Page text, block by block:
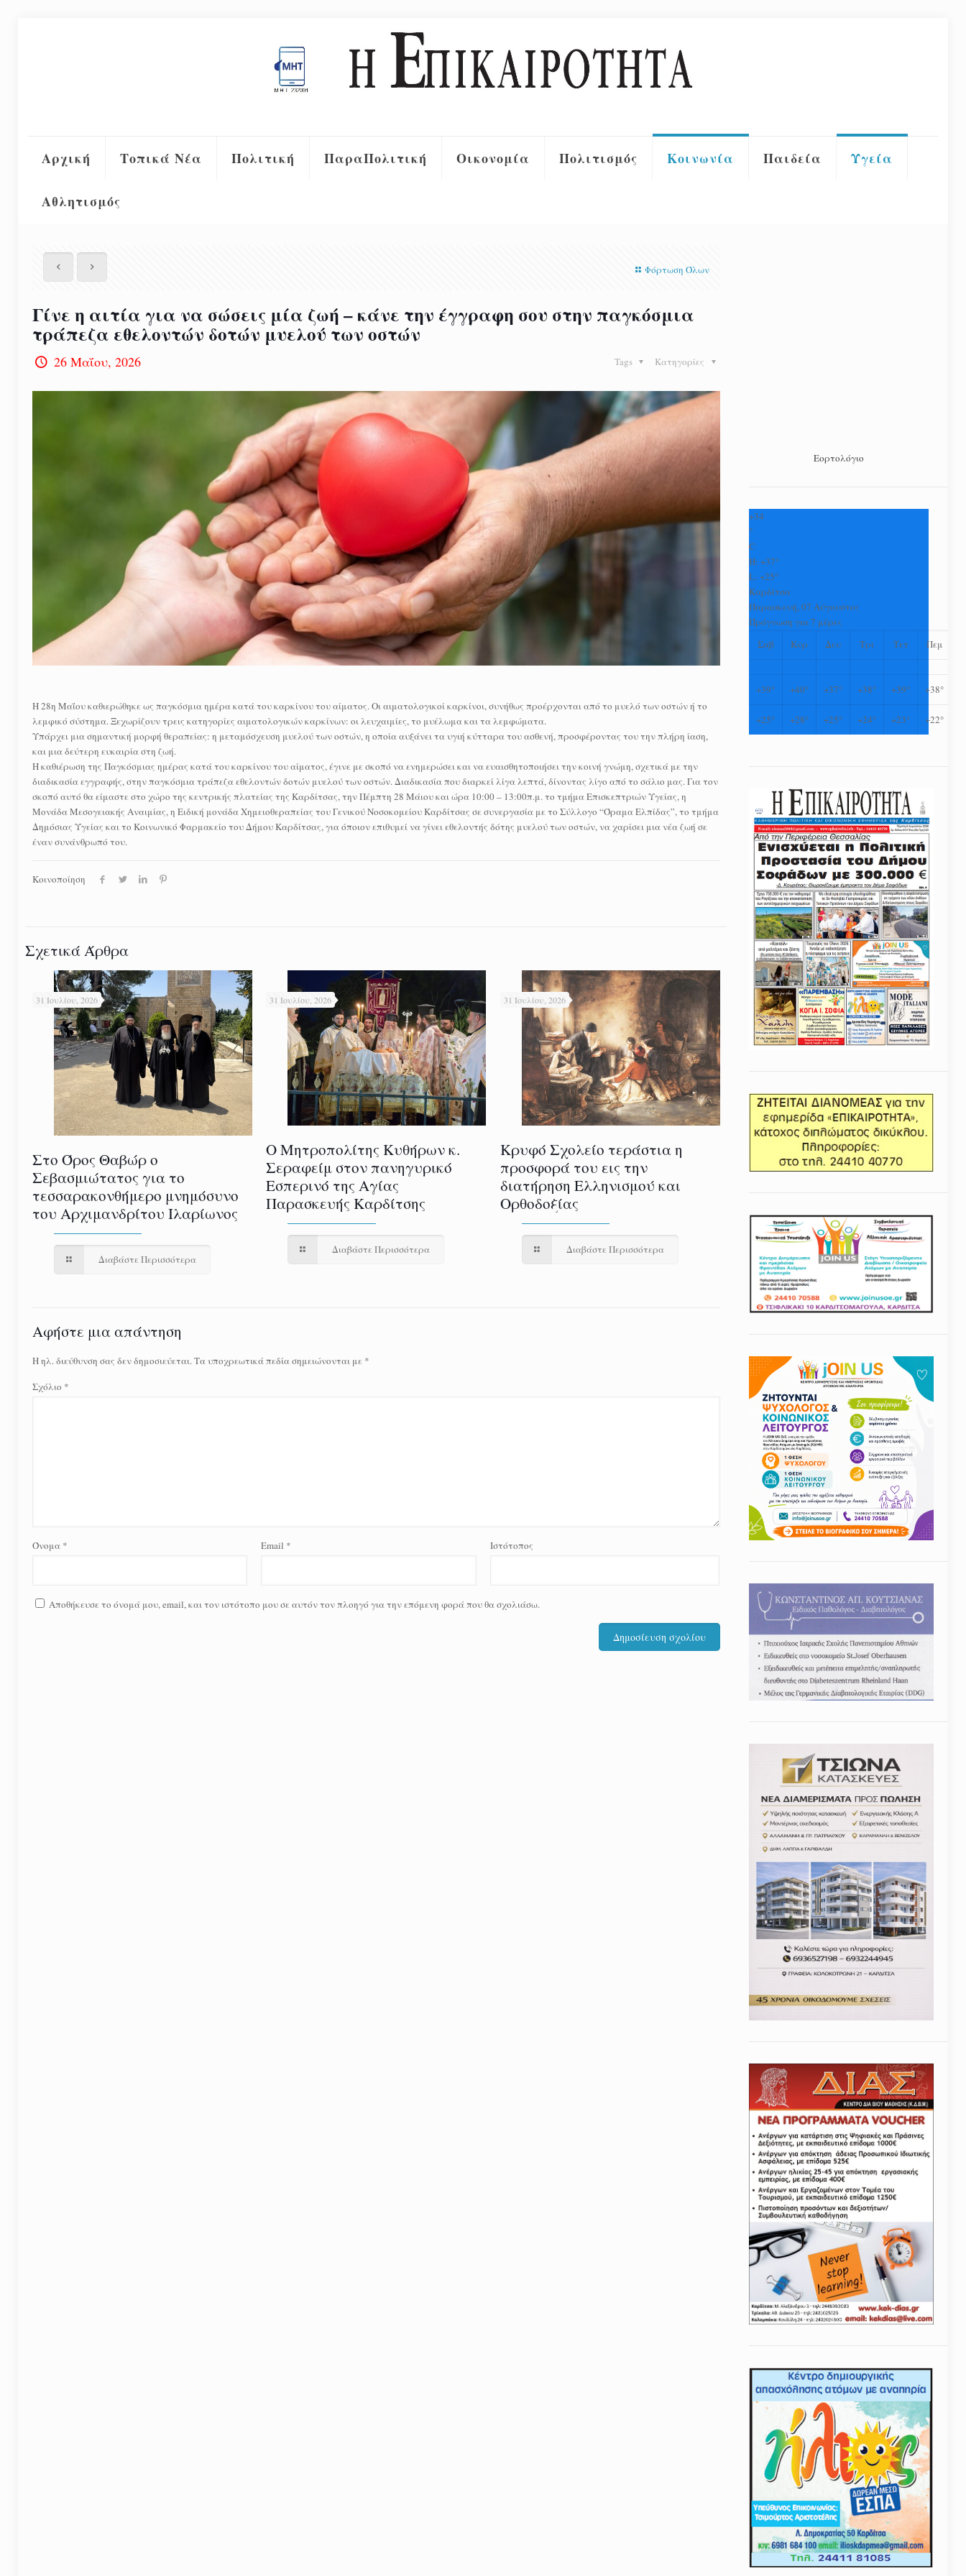
Αρχική Τοπικά Νέα Πολιτική ΠαραΠολιτική Οικονομία Πολιτισμός Κοινωνία Παιδεία Υγεία
Αθλητισμός
Φόρτωση Όλων
Γίνε η αιτία για να σώσεις μία ζωή – κάνε την έγγραφη σου στην παγκόσμια
τράπεζα εθελοντών δοτών μυελού των οστών
26 Μαΐου, 2026 Κατηγορίες
Tags
Η 28η Μαΐου καθιερώθηκε ως παγκόσμια ημέρα κατά του καρκίνου του αίματος. Οι αιματολογικοί καρκίνοι, συνήθως προέρχονται από το μυελό των οστών ή το
λεμφικό σύστημα. Ξεχωρίζουν τρεις κατηγορίες αιματολογικών καρκίνων: οι λευχαιμίες, το μυέλωμα και τα λεμφώματα.
Υπάρχει μια σημαντική μορφή θεραπείας: η μεταμόσχευση μυελού των οστών, η οποία αυξάνει τα υγιή κύτταρα του ασθενή, προσφέροντας του την πλήρη ίαση,
και μια δεύτερη ευκαιρία στη ζωή.
Η καθιέρωση της Παγκόσμιας ημέρας κατά του καρκίνου του αίματος, έγινε με σκοπό να ενημερώσει και να ευαισθητοποιήσει την κοινή γνώμη, σχετικά με την
διαδικασία εγγραφής, στην παγκόσμια τράπεζα εθελοντών δοτών μυελού των οστών. Διαδικασία που διαρκεί λίγα λεπτά, δίνοντας λίγο από το σάλιο μας. Για τον
σκοπό αυτό θα είμαστε στο χώρο της κεντρικής πλατείας της Καρδίτσας, την Πέμπτη 28 Μάιου και ώρα 10:00 – 13:00π.μ. το τμήμα Επισκεπτριών Υγείας, η
Μονάδα Μεσογειακής Αναιμίας, η Ειδική μονάδα Xημειοθεραπείας του Γενικού Νοσοκομείου Καρδίτσας σε συνεργασία με το Σύλλογο “Όραμα Ελπίδας”, το τμήμα
Δημόσιας Υγείας και το Κοινωνικό Φαρμακείο του Δήμου Καρδίτσας, για όποιον επιθυμεί να γίνει εθελοντής δότης μυελού των οστών, να χαρίσει μια νέα ζωή σε
έναν συνάνθρωπό του.
Κοινοποίηση
Σχετικά Άρθρα
31 Ιουλίου, 2026
Στο Όρος Θαβώρ ο
Σεβασμιώτατος για το
τεσσαρακονθήμερο μνημόσυνο
του Αρχιμανδρίτου Ιλαρίωνος
Διαβάστε Περισσότερα
31 Ιουλίου, 2026
Ο Μητροπολίτης Κυθήρων κ.
Σεραφείμ στον πανηγυρικό
Εσπερινό της Αγίας
Παρασκευής Καρδίτσης
Διαβάστε Περισσότερα
31 Ιουλίου, 2026
Κρυφό Σχολείο τεράστια η
προσφορά του εις την
διατήρηση Ελληνισμού και
Ορθοδοξίας
Διαβάστε Περισσότερα
Αφήστε μια απάντηση
Η ηλ. διεύθυνση σας δεν δημοσιεύεται.Τα υποχρεωτικά πεδία σημειώνονται με *
Σχόλιο *
Όνομα * Email * Ιστότοπος
Αποθήκευσε το όνομά μου, email, και τον ιστότοπο μου σε αυτόν τον πλοηγό για την επόμενη φορά που θα σχολιάσω.
Εορτολόγιο
+34
°
C
H:+37°
L:+25°
Καρδίτσα
Παρασκευή, 07 Αύγουστος
Πρόγνωση για 7 μέρες
Σαβ
Κυρ Δευ Τρι Τετ Πεμ
+39° +40° +37° +38° +39° +38°
+25° +28° +25° +24° +23° +22°